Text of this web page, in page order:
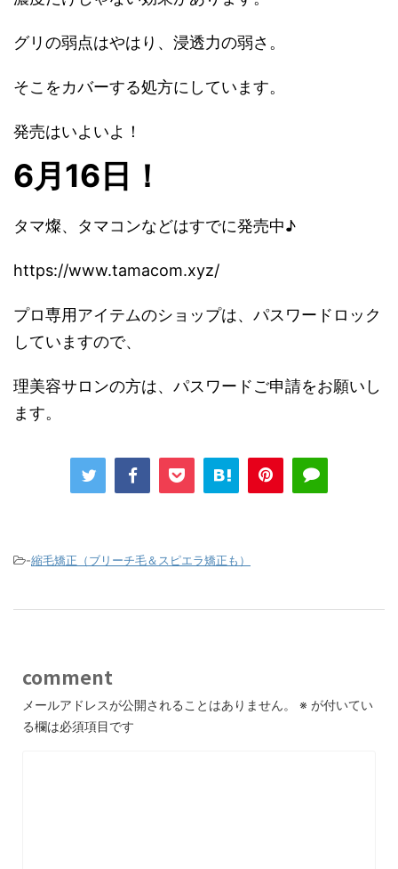
グリの弱点はやはり、浸透力の弱さ。
そこをカバーする処方にしています。
発売はいよいよ！
6月16日！
タマ燦、タマコンなどはすでに発売中♪
https://www.tamacom.xyz/
プロ専用アイテムのショップは、パスワードロック
していますので、
理美容サロンの方は、パスワードご申請をお願いし
ます。
-縮毛矯正（ブリーチ毛＆スピエラ矯正も）
comment
メールアドレスが公開されることはありません。 ※ が付いてい
る欄は必須項目です